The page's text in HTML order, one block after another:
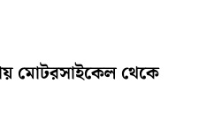
মোটরসাইকেল থেকে